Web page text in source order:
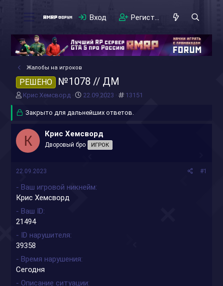
Вход Регистрация
Жалобы на игроков
РЕШЕНО №1078 // ДМ
А
т
р
Крис Хемсворд
Д
т
н
ч
22.09.2023 #13151
Закрыто для дальнейших ответов.
К Крис Хемсворд
Дворовый бро ИГРОК
22.09.2023 #1
- Ваш игровой никнейм
Крис Хемсворд
- Ваш ID
21494
- ID нарушителя
39358
- Время нарушения
Сегодня
- Описание ситуации